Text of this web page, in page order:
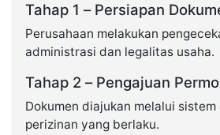
Tahap 1 – Persiapan
Perusahaan melakukan
administrasi dan legalitas usaha.
Tahap 2 – Pengajuan
Dokumen diajukan melalui
perizinan yang berlaku.